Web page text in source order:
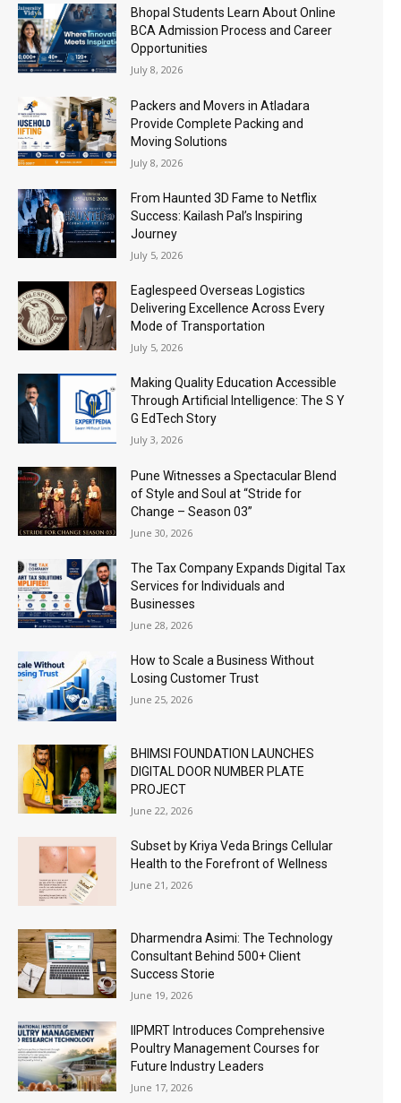
Bhopal Students Learn About Online
BCA Admission Process and Career
Opportunities
July 8, 2026
Packers and Movers in Atladara
Provide Complete Packing and
Moving Solutions
July 8, 2026
From Haunted 3D Fame to Netflix
Success: Kailash Pal’s Inspiring
Journey
July 5, 2026
Eaglespeed Overseas Logistics
Delivering Excellence Across Every
Mode of Transportation
July 5, 2026
Making Quality Education Accessible
Through Artificial Intelligence: The S Y
G EdTech Story
July 3, 2026
Pune Witnesses a Spectacular Blend
of Style and Soul at “Stride for
Change – Season 03”
June 30, 2026
The Tax Company Expands Digital Tax
Services for Individuals and
Businesses
June 28, 2026
How to Scale a Business Without
Losing Customer Trust
June 25, 2026
BHIMSI FOUNDATION LAUNCHES
DIGITAL DOOR NUMBER PLATE
PROJECT
June 22, 2026
Subset by Kriya Veda Brings Cellular
Health to the Forefront of Wellness
June 21, 2026
Dharmendra Asimi: The Technology
Consultant Behind 500+ Client
Success Storie
June 19, 2026
IIPMRT Introduces Comprehensive
Poultry Management Courses for
Future Industry Leaders
June 17, 2026